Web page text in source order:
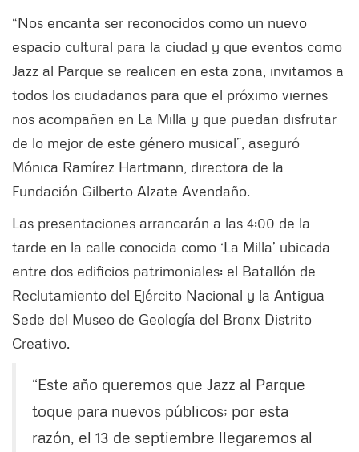
“Nos encanta ser reconocidos como un nuevo
espacio cultural para la ciudad y que eventos como
Jazz al Parque se realicen en esta zona, invitamos a
todos los ciudadanos para que el próximo viernes
nos acompañen en La Milla y que puedan disfrutar
de lo mejor de este género musical”, aseguró
Mónica Ramírez Hartmann, directora de la
Fundación Gilberto Alzate Avendaño.
Las presentaciones arrancarán a las 4:00 de la
tarde en la calle conocida como ‘La Milla’ ubicada
entre dos edificios patrimoniales: el Batallón de
Reclutamiento del Ejército Nacional y la Antigua
Sede del Museo de Geología del Bronx Distrito
Creativo.
“Este año queremos que Jazz al Parque
toque para nuevos públicos; por esta
razón, el 13 de septiembre llegaremos al